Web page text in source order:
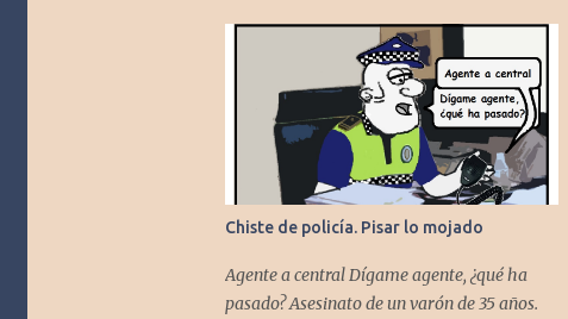
Chiste de policía. Pisar lo mojado
Agente a central Dígame agente, ¿qué ha
pasado? Asesinato de un varón de 35 años.